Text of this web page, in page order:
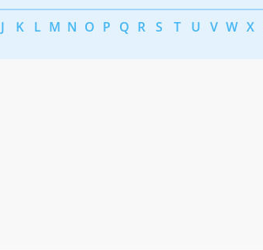
J K L M N O P Q R S T U V W X